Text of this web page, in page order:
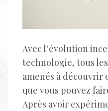
Avec l’évolution
technologie, tous
amenés à découvrir
que vous pouvez
Après avoir